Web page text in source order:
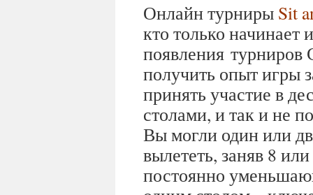
Онлайн турниры Sit
кто только начинает
появления
получить опыт игры
принять участие в
столами, и так и не
Вы могли один или
вылететь, заняв 8
постоянно